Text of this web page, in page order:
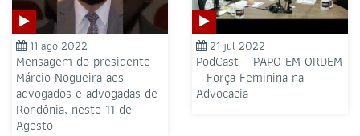
11 ago 2022
Mensagem do presidente
Márcio Nogueira aos
advogados e advogadas de
Rondônia, neste 11 de
Agosto
21 jul 2022
PodCast – PAPO EM ORDEM
– Força Feminina na
Advocacia